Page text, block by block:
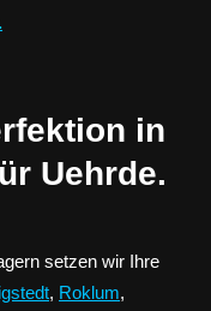
in
Uehrde.
setzen wir Ihre
, Roklum,